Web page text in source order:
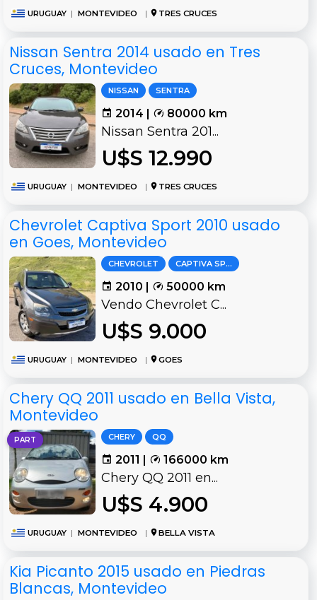
URUGUAY | MONTEVIDEO | TRES CRUCES
Nissan Sentra 2014 usado en Tres
Cruces, Montevideo
NISSAN SENTRA
2014 | 80000 km
Nissan Sentra 201...
U$S 12.990
URUGUAY | MONTEVIDEO | TRES CRUCES
Chevrolet Captiva Sport 2010 usado
en Goes, Montevideo
CHEVROLET CAPTIVA SPORT
2010 | 50000 km
Vendo Chevrolet C...
U$S 9.000
URUGUAY | MONTEVIDEO | GOES
Chery QQ 2011 usado en Bella Vista,
Montevideo
PART CHERY QQ
2011 | 166000 km
Chery QQ 2011 en...
U$S 4.900
URUGUAY | MONTEVIDEO | BELLA VISTA
Kia Picanto 2015 usado en Piedras
Blancas, Montevideo